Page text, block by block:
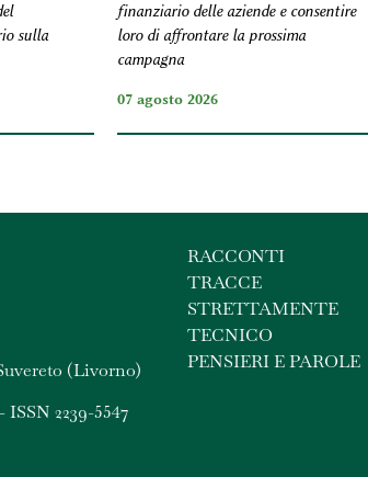
sulla
finanziario delle aziende e consentire
loro di affrontare la prossima
campagna
07 agosto 2026
(Livorno)
2239-5547
RACCONTI
TRACCE
STRETTAMENTE
TECNICO
PENSIERI E PAROLE